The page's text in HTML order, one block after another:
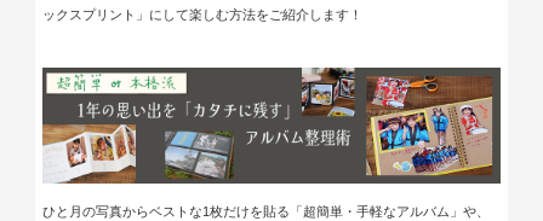
ックスプリント」にして楽しむ方法を ご紹介します！
ひと月の写真からベストな1枚だけを貼る「超簡単・手軽なアルバム」や、